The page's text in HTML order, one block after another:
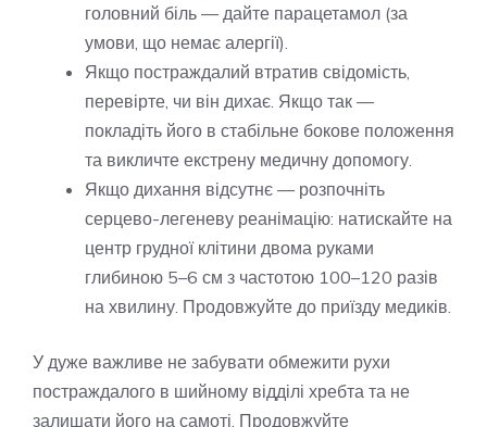
головний біль — дайте парацетамол (за
умови, що немає алергії).
Якщо постраждалий втратив свідомість,
перевірте, чи він дихає. Якщо так —
покладіть його в стабільне бокове положення
та викличте екстрену медичну допомогу.
Якщо дихання відсутнє — розпочніть
серцево-легеневу реанімацію: натискайте на
центр грудної клітини двома руками
глибиною 5–6 см з частотою 100–120 разів
на хвилину. Продовжуйте до приїзду медиків.
У дуже важливе не забувати обмежити рухи
постраждалого в шийному відділі хребта та не
залишати його на самоті. Продовжуйте